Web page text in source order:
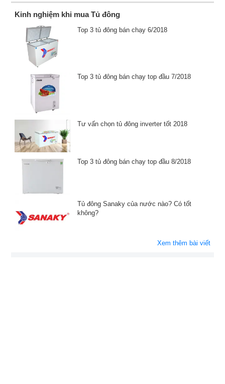
Kinh nghiệm khi mua Tủ đông
Top 3 tủ đông bán chạy 6/2018
Top 3 tủ đông bán chạy top đầu 7/2018
Tư vấn chọn tủ đông inverter tốt 2018
Top 3 tủ đông bán chạy top đầu 8/2018
Tủ đông Sanaky của nước nào? Có tốt
không?
Xem thêm bài viết